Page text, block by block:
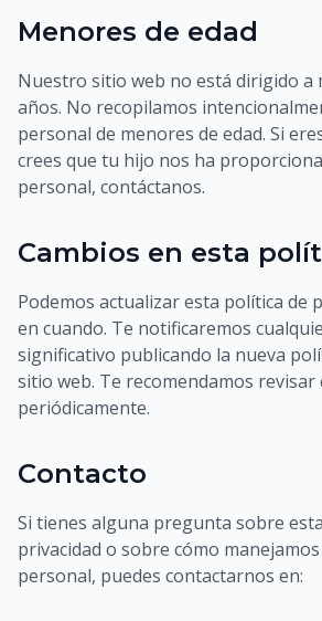
Menores de edad
Nuestro sitio web no está dirigido a
años. No recopilamos
personal de menores de edad. Si
crees que tu hijo nos ha
personal, contáctanos.
Cambios en esta
Podemos actualizar esta política de
en cuando. Te notificaremos
significativo publicando la nueva
sitio web. Te recomendamos revisar
periódicamente.
Contacto
Si tienes alguna pregunta sobre
privacidad o sobre cómo
personal, puedes contactarnos en: